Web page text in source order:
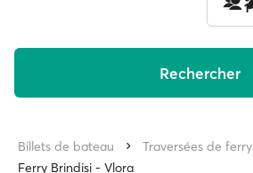
1
Rechercher
Billets de bateau
Traversées de ferry
Ferry Brindisi - Vlora